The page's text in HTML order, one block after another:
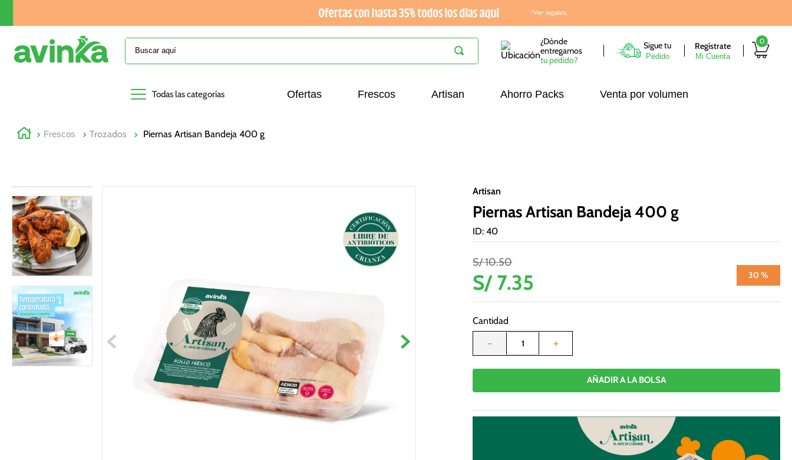
Buscar aquí
¿Dónde
entregamos
tu pedido?
Sigue tu
Pedido
0
Todas las categorías Ofertas Frescos Artisan Ahorro Packs Venta por volumen
Frescos Trozados Piernas Artisan Bandeja 400 g
Artisan
Piernas Artisan Bandeja 400 g
ID:40
S/ 7.35
S/10.50
30 %
Cantidad
＋
－
AÑADIR A LA BOLSA